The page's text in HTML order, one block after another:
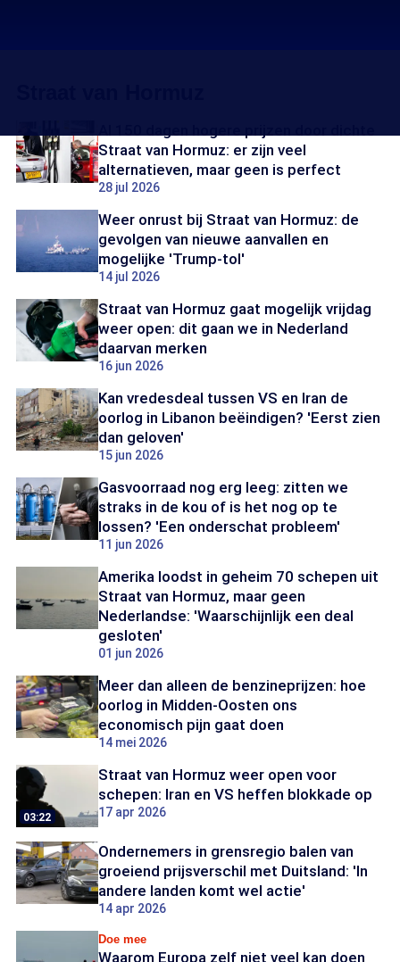
Straat van Hormuz: er zijn veel
alternatieven, maar geen is perfect
28 jul 2026
Weer onrust bij Straat van Hormuz: de
gevolgen van nieuwe aanvallen en
mogelijke 'Trump-tol'
14 jul 2026
Straat van Hormuz gaat mogelijk vrijdag
weer open: dit gaan we in Nederland
daarvan merken
16 jun 2026
Kan vredesdeal tussen VS en Iran de
oorlog in Libanon beëindigen? 'Eerst zien
dan geloven'
15 jun 2026
Gasvoorraad nog erg leeg: zitten we
straks in de kou of is het nog op te
lossen? 'Een onderschat probleem'
11 jun 2026
Amerika loodst in geheim 70 schepen uit
Straat van Hormuz, maar geen
Nederlandse: 'Waarschijnlijk een deal
gesloten'
01 jun 2026
Meer dan alleen de benzineprijzen: hoe
oorlog in Midden-Oosten ons
economisch pijn gaat doen
14 mei 2026
03:22
Straat van Hormuz weer open voor
schepen: Iran en VS heffen blokkade op
17 apr 2026
Ondernemers in grensregio balen van
groeiend prijsverschil met Duitsland: 'In
andere landen komt wel actie'
14 apr 2026
Doe mee
Waarom Europa zelf niet veel kan doen